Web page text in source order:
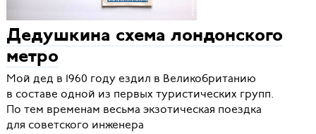
Дедушкина схема лондонского
метро
Мой дед в 1960 году ездил в Великобританию
в составе одной из первых туристических групп.
По тем временам весьма экзотическая поездка
для советского инженера